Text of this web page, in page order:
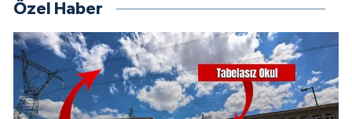
Özel Haber